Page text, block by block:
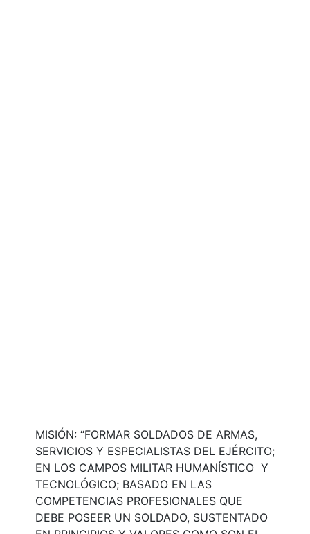
MISIÓN: “FORMAR SOLDADOS DE ARMAS,
SERVICIOS Y ESPECIALISTAS DEL EJÉRCITO;
EN LOS CAMPOS MILITAR HUMANÍSTICO Y
TECNOLÓGICO; BASADO EN LAS
COMPETENCIAS PROFESIONALES QUE
DEBE POSEER UN SOLDADO, SUSTENTADO